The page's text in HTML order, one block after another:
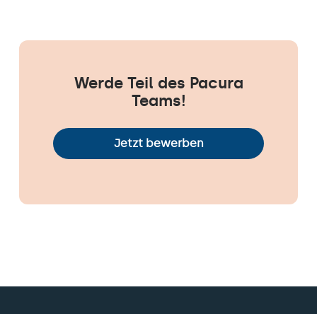
Werde Teil des Pacura
Teams!
Jetzt bewerben